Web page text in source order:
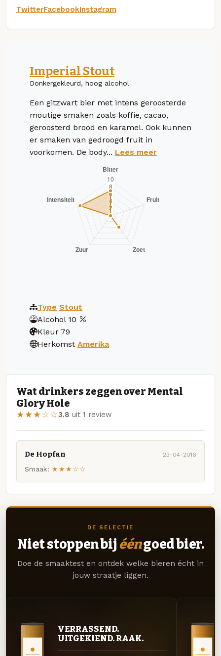
TwitterFacebookInstagram
Imperial Stout
Donkergekleurd, hoog alcohol
Een gitzwart bier met intens geroosterde
moutige smaken zoals koffie, cacao,
geroosterd brood en karamel. Ook kunnen
er smaken van gedroogd fruit in
voorkomen. De body... Lees meer
Type Stout
Alcohol 10
Kleur 79
Herkomst Amerika
Wat drinkers zeggen over Mental
Glory Hole
★★★☆☆3.8 uit 1 review
De Hopfan 23-04-2016
Smaak: ★★★☆☆
DE SELECTIE
Niet stoppen bij ééngoed bier.
Doe de smaaktest en ontdek welke bieren écht in
jouw straatje liggen.
VERRASSEND.
UITGEKIEND. RAAK.